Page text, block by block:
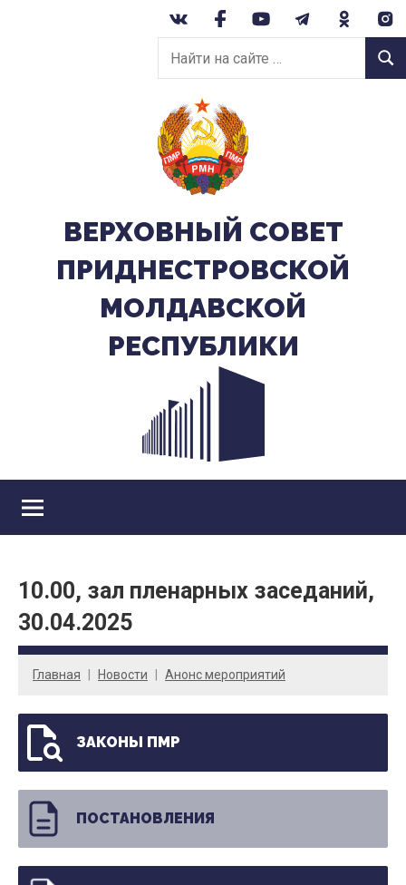
Найти
на
сайте:
ВЕРХОВНЫЙ CОВЕТ
ПРИДНЕСТРОВСКОЙ
МОЛДАВСКОЙ
РЕСПУБЛИКИ
10.00, зал пленарных заседаний,
30.04.2025
Главная Новости Анонс мероприятий
ЗАКОНЫ ПМР
ПОСТАНОВЛЕНИЯ